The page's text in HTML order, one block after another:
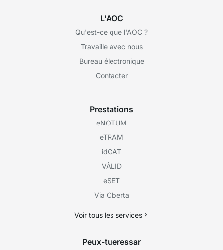
L'AOC
Qu'est-ce que l'AOC ?
Travaille avec nous
Bureau électronique
Contacter
Prestations
eNOTUM
eTRAM
idCAT
VÀLID
eSET
Via Oberta
Voir tous les services
Peux-tueressar